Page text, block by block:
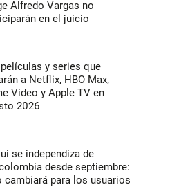
Alfredo Vargas no
en el juicio
y series que
a Netflix, HBO Max,
Video y Apple TV en
2026
se independiza de
desde septiembre:
cambiará para los usuarios